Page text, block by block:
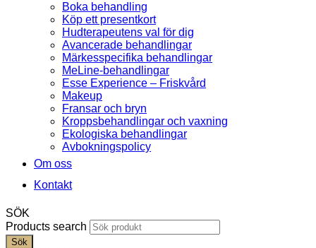
Boka behandling
Köp ett presentkort
Hudterapeutens val för dig
Avancerade behandlingar
Märkesspecifika behandlingar
MeLine-behandlingar
Esse Experience – Friskvård
Makeup
Fransar och bryn
Kroppsbehandlingar och vaxning
Ekologiska behandlingar
Avbokningspolicy
Om oss
Kontakt
SÖK
Products search
Sök